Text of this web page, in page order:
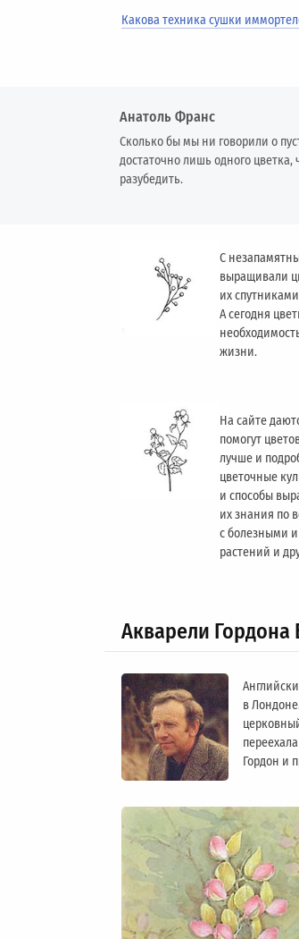
Какова техника сушки
Анатоль Франс
Сколько бы мы ни говорили о
достаточно лишь одного цветка,
разубедить.
С
выращивали
их
А сегодня
жизни.
На сайте
помогут
лучше и
цветочные
и способы
их знания по
с болезными
растений и
Акварели Гордона
в
Гордон и